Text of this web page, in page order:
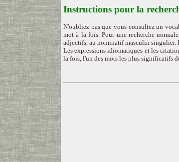
Instructions pour la
N'oubliez pas que vous consultez un
mot à la fois. Pour une recherche
adjectifs, au nominatif masculin singulier.
Les expressions idiomatiques et les
la fois, l'un des mots les plus significatifs